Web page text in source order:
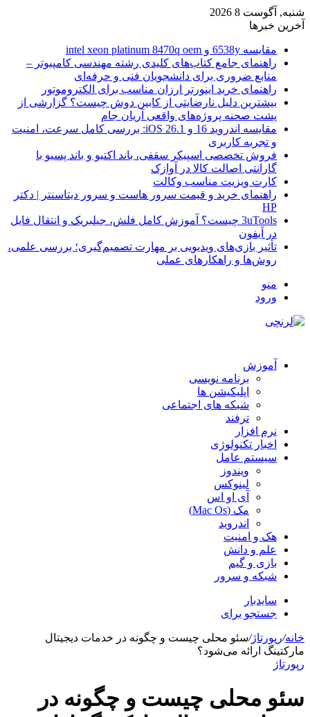
شنبه, آگوست 8 2026
آخرین خبرها
مقایسه 6538y و intel xeon platinum 8470q oem
راهنمای جامع کتاب‌های کلیدی رشته مهندسی کامپیوتر –
منابع ضروری برای دانشجویان فنی و حرفه‌ای
راهنمای خرید اینورتر ارزان مناسب برای الکتروموتور
بیشترین دلیل نارضایتی از کابین دوش چیست؟ گزارشی از
پشت صحنه پروژه‌های واقعی آریان جام
مقایسه اندروید 16 و iOS 26.1: بررسی کامل سرعت، امنیت
و تجربه کاربری
فروش تخصصی اسپیکر سقفی، باند اکتیو و باند پسیو با
گارانتی اصالت کالا در آوازک
کارت ویزیت مناسب وکالت
راهنمای خرید و قیمت سرور هاست و سرور دیتاسنتر | دکتر
HP
3uTools چیست؟ آموزش کامل فلش، جیلبریک و انتقال فایل
در آیفون
تأثیر بازی‌های ویدیویی بر مهارت تصمیم‌گیری؛ بررسی علمی،
روش‌ها و راهکارهای عملی
منو
ورود
آموزش
برنامه نویسی
اپلیکیشن ها
شبکه های اجتماعی
ترفند
نرم افزار
اخبار تکنولوژی
سیستم عامل
ویندوز
لینوکس
آی او اس
مک (Mac Os)
اندروید
هک و امنیت
علم و دانش
بازی و گیم
شبکه و سرور
سایدبار
جستجو برای
خانه/رپورتاژ/سئو محلی چیست و چگونه در خدمات دیجیتال
مارکتینگ ارائه می‌‌شود؟
رپورتاژ
سئو محلی چیست و چگونه در